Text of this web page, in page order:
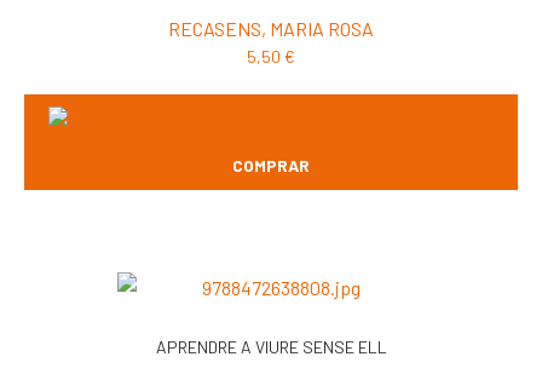
RECASENS, MARIA ROSA
5,50 €
COMPRAR
APRENDRE A VIURE SENSE ELL